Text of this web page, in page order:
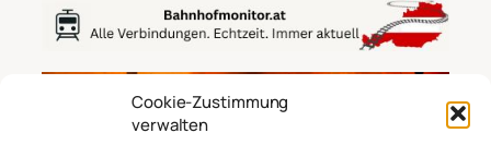
Cookie-Zustimmung
verwalten